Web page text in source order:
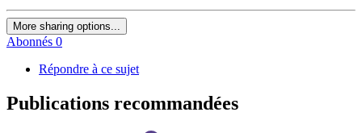
More sharing options...
Abonnés 0
Répondre à ce sujet
Publications recommandées